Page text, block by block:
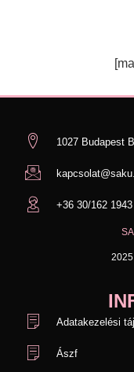
1027 Budapest
+36 30/162 1943
Adatakezelési
Ászf